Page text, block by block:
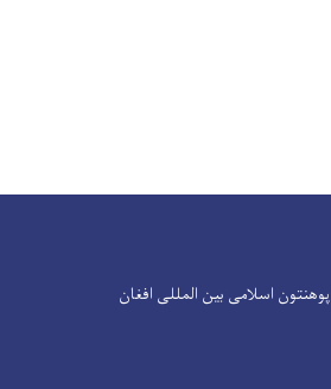
پوهنتون اسلامی بین المللی افغان